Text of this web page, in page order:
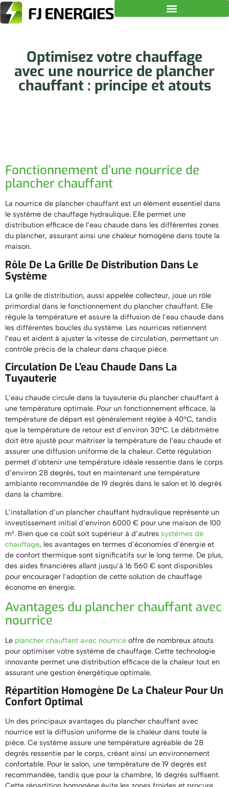
Optimisez votre chauffage
avec une nourrice de plancher
chauffant : principe et atouts
Fonctionnement d’une nourrice de
plancher chauffant
La nourrice de plancher chauffant est un élément essentiel dans
le système de chauffage hydraulique. Elle permet une
distribution efficace de l’eau chaude dans les différentes zones
du plancher, assurant ainsi une chaleur homogène dans toute la
maison.
Rôle De La Grille De Distribution Dans Le
Système
La grille de distribution, aussi appelée collecteur, joue un rôle
primordial dans le fonctionnement du plancher chauffant. Elle
régule la température et assure la diffusion de l’eau chaude dans
les différentes boucles du système. Les nourrices retiennent
l’eau et aident à ajuster la vitesse de circulation, permettant un
contrôle précis de la chaleur dans chaque pièce.
Circulation De L’eau Chaude Dans La
Tuyauterie
L’eau chaude circule dans la tuyauterie du plancher chauffant à
une température optimale. Pour un fonctionnement efficace, la
température de départ est généralement réglée à 40°C, tandis
que la température de retour est d’environ 30°C. Le débitmètre
doit être ajusté pour maîtriser la température de l’eau chaude et
assurer une diffusion uniforme de la chaleur. Cette régulation
permet d’obtenir une température idéale ressentie dans le corps
d’environ 28 degrés, tout en maintenant une température
ambiante recommandée de 19 degrés dans le salon et 16 degrés
dans la chambre.
L’installation d’un plancher chauffant hydraulique représente un
investissement initial d’environ 6000 € pour une maison de 100
m². Bien que ce coût soit supérieur à d’autres systèmes de
chauffage, les avantages en termes d’économies d’énergie et
de confort thermique sont significatifs sur le long terme. De plus,
des aides financières allant jusqu’à 16 560 € sont disponibles
pour encourager l’adoption de cette solution de chauffage
économe en énergie.
Avantages du plancher chauffant avec
nourrice
Le plancher chauffant avec nourrice offre de nombreux atouts
pour optimiser votre système de chauffage. Cette technologie
innovante permet une distribution efficace de la chaleur tout en
assurant une gestion énergétique optimale.
Répartition Homogène De La Chaleur Pour Un
Confort Optimal
Un des principaux avantages du plancher chauffant avec
nourrice est la diffusion uniforme de la chaleur dans toute la
pièce. Ce système assure une température agréable de 28
degrés ressentie par le corps, créant ainsi un environnement
confortable. Pour le salon, une température de 19 degrés est
recommandée, tandis que pour la chambre, 16 degrés suffisent.